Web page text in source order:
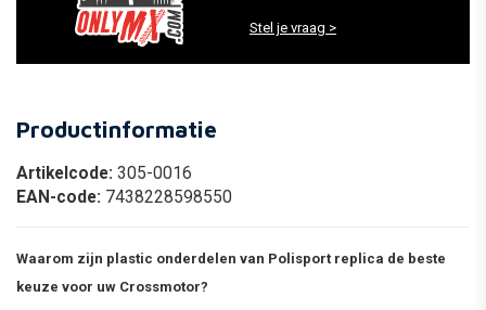
Stel je vraag >
Productinformatie
Artikelcode: 305-0016
EAN-code: 7438228598550
Waarom zijn plastic onderdelen van Polisport replica de beste
keuze voor uw Crossmotor?